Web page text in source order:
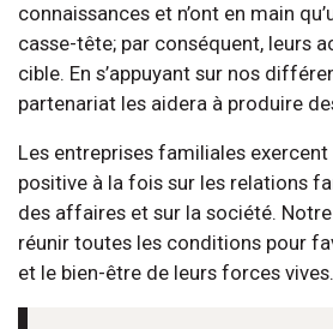
connaissances et n’ont en main
casse-tête; par conséquent, leurs
cible. En s’appuyant sur nos
partenariat les aidera à produire
Les entreprises familiales
positive à la fois sur les relations
des affaires et sur la société.
réunir toutes les conditions pour
et le bien-être de leurs forces vives.